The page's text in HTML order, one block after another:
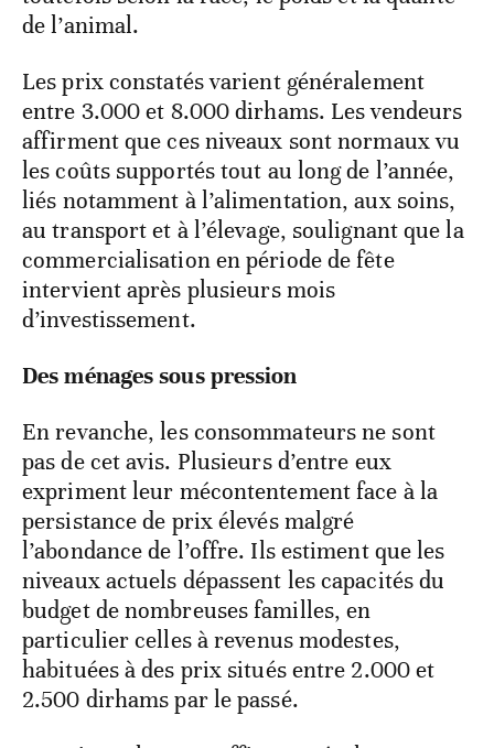
de l’animal.
Les prix constatés varient généralement
entre 3.000 et 8.000 dirhams. Les vendeurs
affirment que ces niveaux sont normaux vu
les coûts supportés tout au long de l’année,
liés notamment à l’alimentation, aux soins,
au transport et à l’élevage, soulignant que la
commercialisation en période de fête
intervient après plusieurs mois
d’investissement.
Des ménages sous pression
En revanche, les consommateurs ne sont
pas de cet avis. Plusieurs d’entre eux
expriment leur mécontentement face à la
persistance de prix élevés malgré
l’abondance de l’offre. Ils estiment que les
niveaux actuels dépassent les capacités du
budget de nombreuses familles, en
particulier celles à revenus modestes,
habituées à des prix situés entre 2.000 et
2.500 dirhams par le passé.